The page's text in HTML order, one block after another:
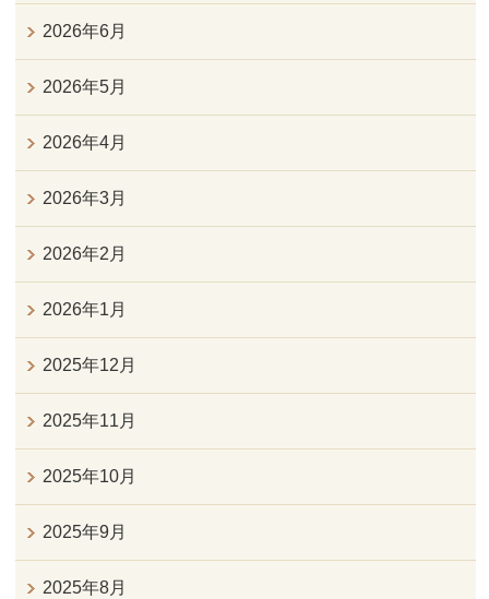
2026年6月
2026年5月
2026年4月
2026年3月
2026年2月
2026年1月
2025年12月
2025年11月
2025年10月
2025年9月
2025年8月